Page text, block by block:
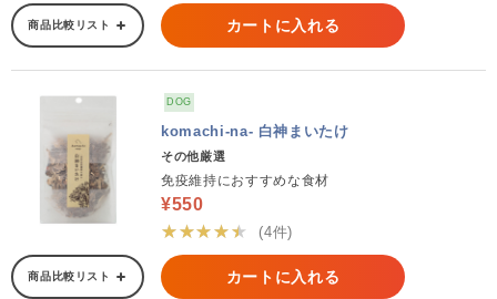
商品比較リスト カートに入れる
DOG
komachi-na- 白神まいたけ
その他厳選
免疫維持におすすめな食材
¥550
★★★★★
(4件)
商品比較リスト カートに入れる